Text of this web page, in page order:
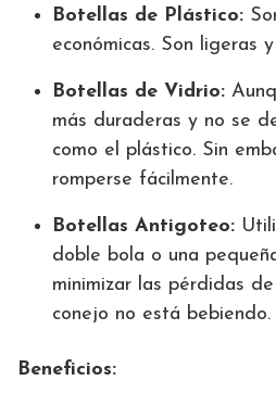
Botellas de Plástico:
económicas. Son ligeras
Botellas de Vidrio:
más duraderas y no se
como el plástico. Sin
romperse fácilmente.
Botellas Antigoteo:
doble bola o una
minimizar las pérdidas
conejo no está bebiendo.
Beneficios: